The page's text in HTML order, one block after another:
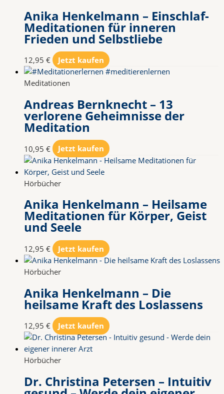
Anika Henkelmann – Einschlaf-
Meditationen für inneren
Frieden und Selbstliebe
12,95 € Jetzt kaufen
Meditationen
Andreas Bernknecht – 13
verlorene Geheimnisse der
Meditation
10,95 € Jetzt kaufen
Hörbücher
Anika Henkelmann – Heilsame
Meditationen für Körper, Geist
und Seele
12,95 € Jetzt kaufen
Hörbücher
Anika Henkelmann – Die
heilsame Kraft des Loslassens
12,95 € Jetzt kaufen
Hörbücher
Dr. Christina Petersen – Intuitiv